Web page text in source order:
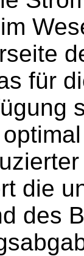
für
die
des